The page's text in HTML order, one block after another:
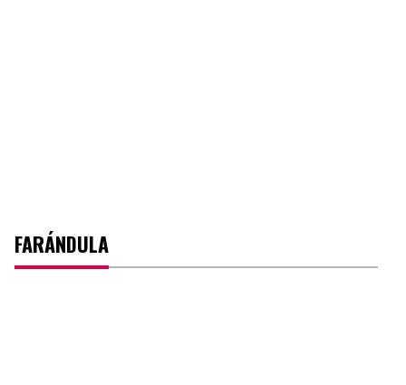
FARÁNDULA